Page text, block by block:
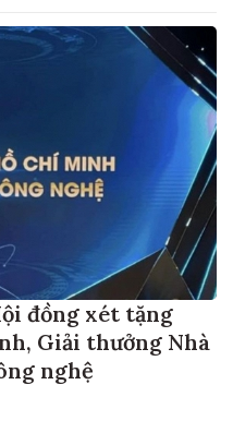
đồng xét tặng
Giải thưởng Nhà
nghệ